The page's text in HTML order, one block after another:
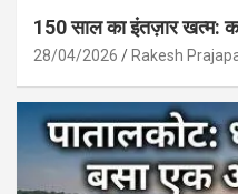
150 साल का इंतज़ार खत्म:
28/04/2026 Rakesh